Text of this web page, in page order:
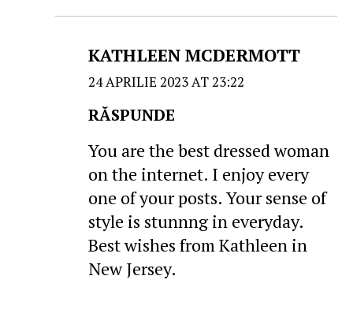
KATHLEEN MCDERMOTT
24 APRILIE 2023 AT 23:22
RĂSPUNDE
You are the best dressed woman
on the internet. I enjoy every
one of your posts. Your sense of
style is stunnng in everyday.
Best wishes from Kathleen in
New Jersey.